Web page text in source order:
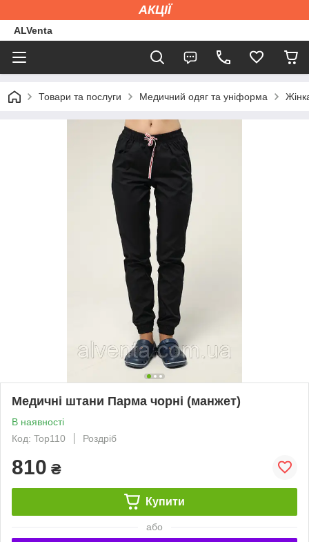
АКЦІЇ
ALVenta
Товари та послуги Медичний одяг та уніформа
Медичні штани Парма чорні (манжет)
В наявності
Код: Top110
Роздріб
810 ₴
Купити
або